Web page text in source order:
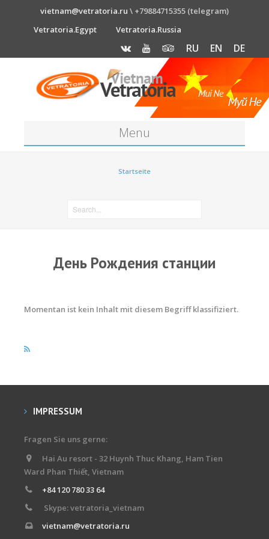
vietnam@vetratoria.ru \ +79884715355 (telegram)
Vetratoria.Egypt
Vetratoria.Russia
RU EN DE
Menu
Materialverleih
Startseite
День Рождения станции
Momentan ist kein Inhalt mit diesem Begriff klassifiziert.
IMPRESSUM
Fragen Sie uns gerne:
Hai Au resort - 32 Huynh Thuc Khang, Ham Tien
Ward Phan Thiết, Vietnam
+84 120 780 33 64
Skype: vetratoria_vietnam
vietnam@vetratoria.ru